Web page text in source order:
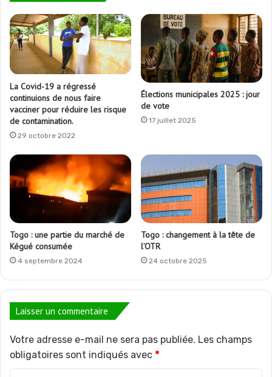
La Covid-19 a régressé
continuions de nous faire
vacciner pour réduire les risque
de contamination.
29 octobre 2022
Élections municipales 2025 : jour
de vote
17 juillet 2025
Togo : une partie du marché de
Kégué consumée
4 septembre 2024
Togo : changement à la tête de
l’OTR
24 octobre 2025
Laisser un commentaire
Votre adresse e-mail ne sera pas publiée. Les champs
obligatoires sont indiqués avec *